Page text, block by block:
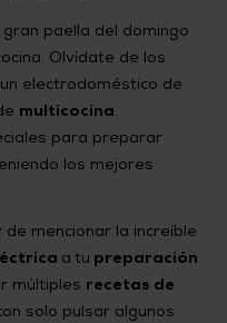
paella del domingo
Olvídate de los
electrodoméstico de
multicocina.
para preparar
los mejores
mencionar la increíble
a tu preparación
múltiples recetas de
solo pulsar algunos